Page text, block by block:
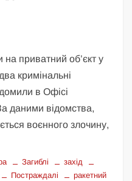
на приватний об’єкт у
кримінальні
в Офісі
даними відомства,
воєнного злочину,
Загиблі
захід
Постраждалі
ракетний